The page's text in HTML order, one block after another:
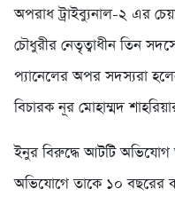
অপরাধ ট্রাইব্যুনাল-২ এর
চৌধুরীর নেতৃত্বাধীন তিন
প্যানেলের অপর সদস্যরা
বিচারক নূর মোহাম্মদ
ইনুর বিরুদ্ধে আটটি অভিযোগ
অভিযোগে তাকে ১০ বছরের